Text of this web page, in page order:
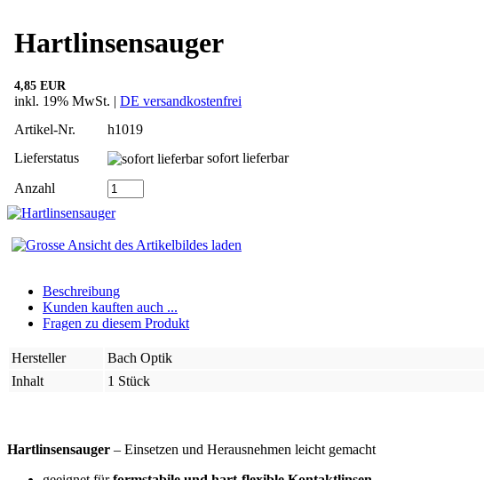
Hartlinsensauger
4,85 EUR
inkl. 19% MwSt. | DE versandkostenfrei
Artikel-Nr.
h1019
Lieferstatus
sofort lieferbar
Anzahl
Beschreibung
Kunden kauften auch ...
Fragen zu diesem Produkt
Hersteller
Bach Optik
Inhalt
1 Stück
Hartlinsensauger – Einsetzen und Herausnehmen leicht gemacht